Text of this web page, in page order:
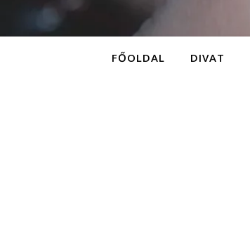
FŐOLDAL DIVAT